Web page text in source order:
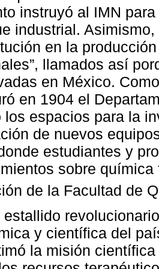
instruyó al IMN
industrial.
en la
llamados así
en México.
en 1904 el
los espacios para la
de nuevos
estudiantes y
sobre
de la Facultad de
estallido
y científica del
la misión